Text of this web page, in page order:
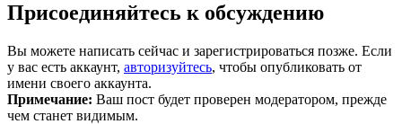
Присоединяйтесь к обсуждению
Вы можете написать сейчас и зарегистрироваться позже. Если
у вас есть аккаунт, авторизуйтесь, чтобы опубликовать от
имени своего аккаунта.
Примечание: Ваш пост будет проверен модератором, прежде
чем станет видимым.